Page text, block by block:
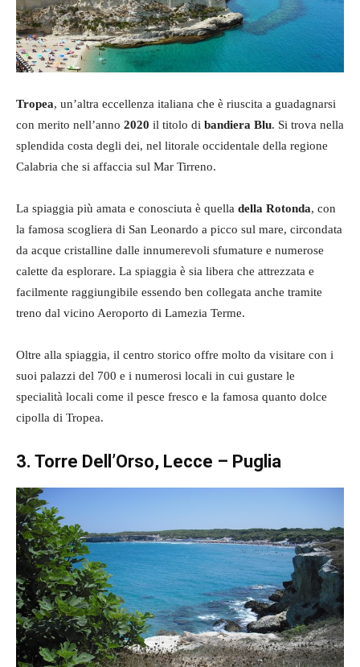
Tropea, un’altra eccellenza italiana che è riuscita a guadagnarsi
con merito nell’anno 2020 il titolo di bandiera Blu. Si trova nella
splendida costa degli dei, nel litorale occidentale della regione
Calabria che si affaccia sul Mar Tirreno.
La spiaggia più amata e conosciuta è quella della Rotonda, con
la famosa scogliera di San Leonardo a picco sul mare, circondata
da acque cristalline dalle innumerevoli sfumature e numerose
calette da esplorare. La spiaggia è sia libera che attrezzata e
facilmente raggiungibile essendo ben collegata anche tramite
treno dal vicino Aeroporto di Lamezia Terme.
Oltre alla spiaggia, il centro storico offre molto da visitare con i
suoi palazzi del 700 e i numerosi locali in cui gustare le
specialità locali come il pesce fresco e la famosa quanto dolce
cipolla di Tropea.
3. Torre Dell’Orso, Lecce – Puglia